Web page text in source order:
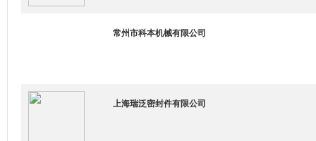
常州市科本机械有限公司
上海瑞泛密封件有限公司